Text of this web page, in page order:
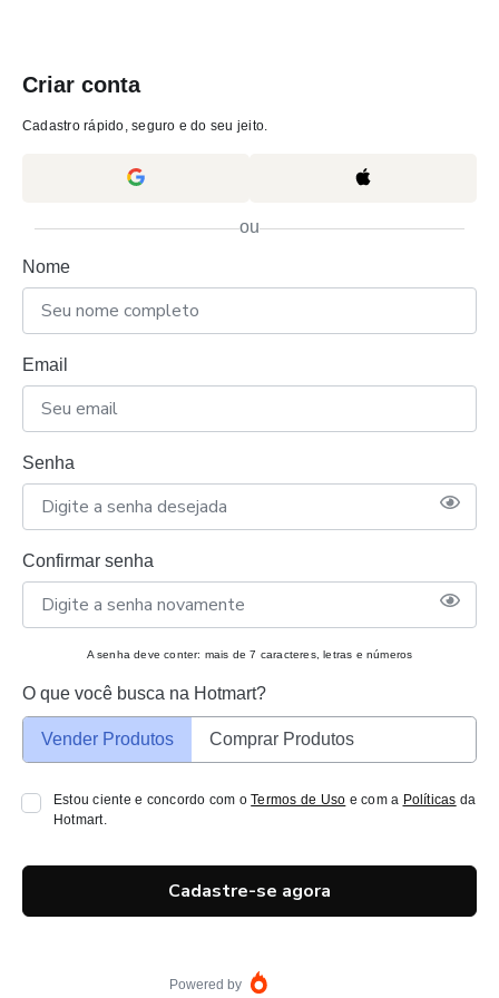
Criar conta
Cadastro rápido, seguro e do seu jeito.
ou
Nome
Email
Senha
Confirmar senha
A senha deve conter: mais de 7 caracteres, letras e números
O que você busca na Hotmart?
Vender Produtos Comprar Produtos
Estou ciente e concordo com oTermos de Uso e com a Políticas da
Hotmart.
Cadastre-se agora
Powered by